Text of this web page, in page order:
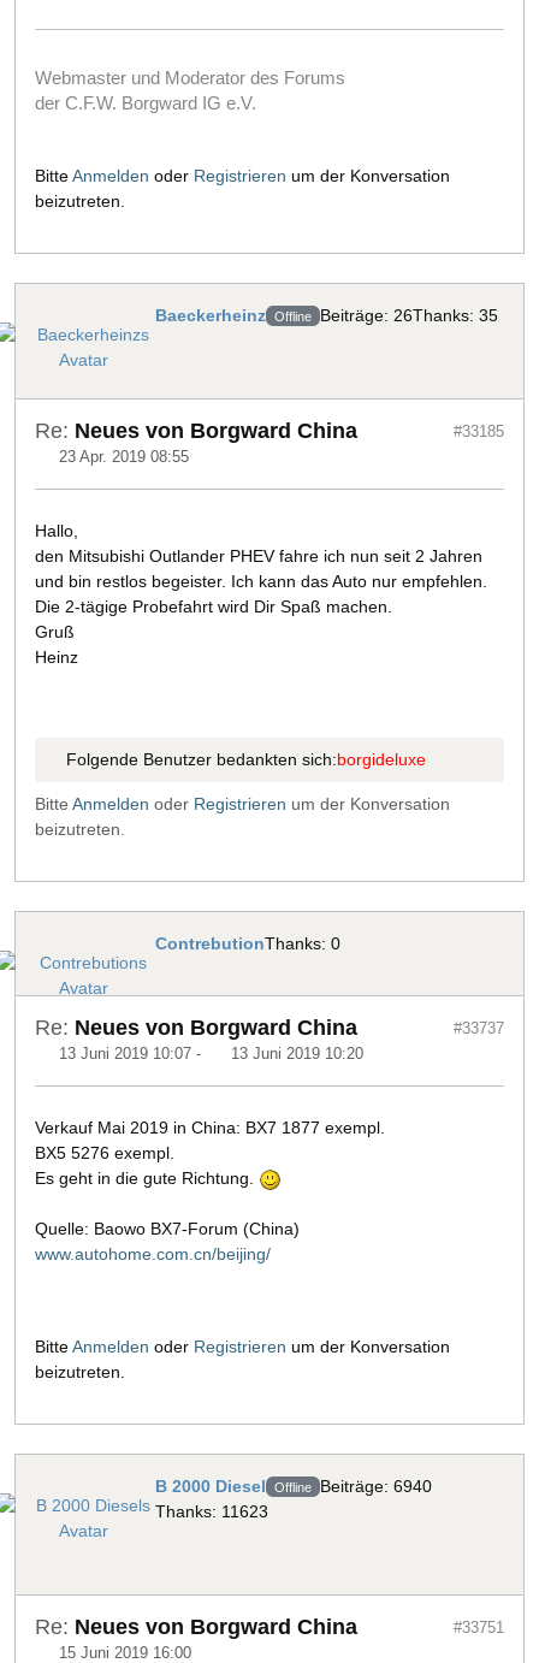
Webmaster und Moderator des Forums
der C.F.W. Borgward IG e.V.
BitteAnmelden oder Registrieren um der Konversation
beizutreten.
Baeckerheinz Offline Beiträge: 26Thanks: 35
Re: Neues von Borgward China
23 Apr. 2019 08:55
#33185
Hallo,
den Mitsubishi Outlander PHEV fahre ich nun seit 2 Jahren
und bin restlos begeister. Ich kann das Auto nur empfehlen.
Die 2-tägige Probefahrt wird Dir Spaß machen.
Gruß
Heinz
Folgende Benutzer bedankten sich:borgideluxe
Bitte Anmelden oder Registrieren um der Konversation
beizutreten.
ContrebutionThanks: 0
Re: Neues von Borgward China
13 Juni 2019 10:07 - 13 Juni 2019 10:20
#33737
Verkauf Mai 2019 in China: BX7 1877 exempl.
BX5 5276 exempl.
Es geht in die gute Richtung.
Quelle: Baowo BX7-Forum (China)
www.autohome.com.cn/beijing/
BitteAnmelden oder Registrieren um der Konversation
beizutreten.
B 2000 Diesel Offline Beiträge: 6940
Thanks: 11623
Re: Neues von Borgward China
15 Juni 2019 16:00
#33751